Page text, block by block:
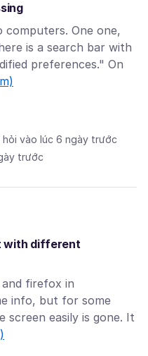
computers. One one,
is a search bar with
preferences." On
hỏi vào lúc 6 ngày trước
trước
with different
firefox in
info, but for some
easily is gone. It